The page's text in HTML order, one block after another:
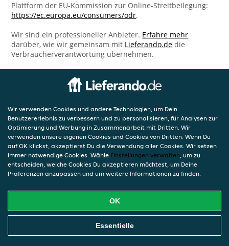
Plattform der EU-Kommission zur Online-Streitbeilegung:
https://ec.europa.eu/consumers/odr.
Wir sind ein professioneller Anbieter. Erfahre mehr
darüber, wie wir gemeinsam mit Lieferando.de die
Verbraucherverantwortung übernehmen.
Wir verwenden Cookies und andere Technologien, um Dein
Benutzererlebnis zu verbessern und zu personalisieren, für Analysen zur
Optimierung und Werbung in Zusammenarbeit mit Dritten. Wir
verwenden unsere eigenen Cookies und Cookies von Dritten. Wenn Du
auf OK klickst, akzeptierst Du die Verwendung aller Cookies. Wir setzen
immer notwendige Cookies. Wähle Einstellungen verwalten, um zu
entscheiden, welche Cookies Du akzeptieren möchtest, um Deine
Präferenzen anzupassen und um weitere Informationen zu finden.
OK
Essentielle